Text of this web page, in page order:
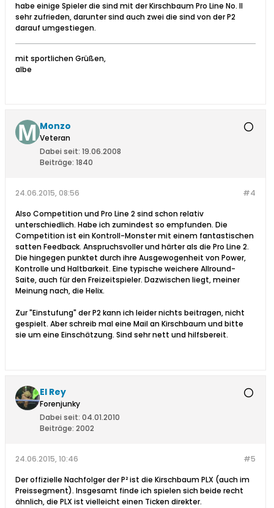
habe einige Spieler die sind mit der Kirschbaum Pro Line No. II
sehr zufrieden, darunter sind auch zwei die sind von der P2
darauf umgestiegen.
mit sportlichen Grüßen,
albe
Monzo
Veteran
Dabei seit: 19.06.2008
Beiträge: 1840
#4
24.06.2015, 08:56
Also Competition und Pro Line 2 sind schon relativ
unterschiedlich. Habe ich zumindest so empfunden. Die
Competition ist ein Kontroll-Monster mit einem fantastischen
satten Feedback. Anspruchsvoller und härter als die Pro Line 2.
Die hingegen punktet durch ihre Ausgewogenheit von Power,
Kontrolle und Haltbarkeit. Eine typische weichere Allround-
Saite, auch für den Freizeitspieler. Dazwischen liegt, meiner
Meinung nach, die Helix.
Zur "Einstufung" der P2 kann ich leider nichts beitragen, nicht
gespielt. Aber schreib mal eine Mail an Kirschbaum und bitte
sie um eine Einschätzung. Sind sehr nett und hilfsbereit.
El Rey
Forenjunky
Dabei seit: 04.01.2010
Beiträge: 2002
#5
24.06.2015, 10:46
Der offizielle Nachfolger der P² ist die Kirschbaum PLX (auch im
Preissegment). Insgesamt finde ich spielen sich beide recht
ähnlich, die PLX ist vielleicht einen Ticken direkter.